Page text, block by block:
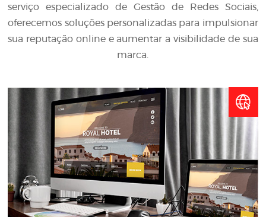
serviço especializado de Gestão de Redes Sociais,
oferecemos soluções personalizadas para impulsionar
sua reputação online e aumentar a visibilidade de sua
marca.